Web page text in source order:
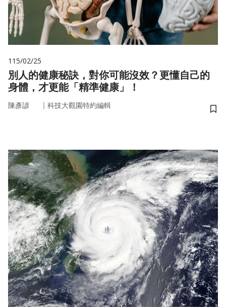
115/02/25
別人的健康秘訣，對你可能沒效？更懂自己的
身體，才更能「精準健康」！
陳彥諺 ｜ 科技大觀園特約編輯
儲